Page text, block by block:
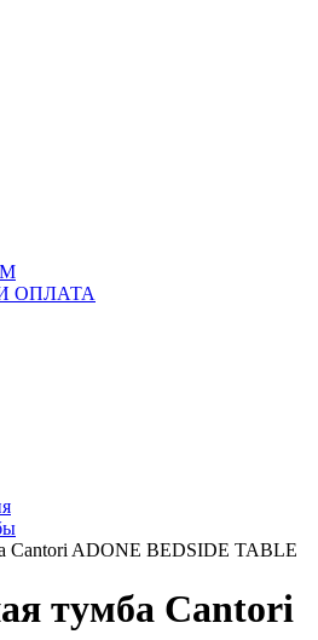
ОПЛАТА
Cantori ADONE BEDSIDE TABLE
тумба Cantori